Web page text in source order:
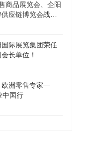
商品展览会、企阳
应链博览会战略
际展览集团荣任
长单位！
欧洲零售专家—
中国行